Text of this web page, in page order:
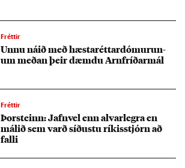
Fréttir
Unnu ná­ið með hæsta­rétt­ar­dómur­un­
um með­an þeir dæmdu Arn­fríð­ar­mál
Fréttir
Þor­steinn: Jafn­vel enn al­var­legra en
mál­ið sem varð síð­ustu rík­is­stjórn að
falli